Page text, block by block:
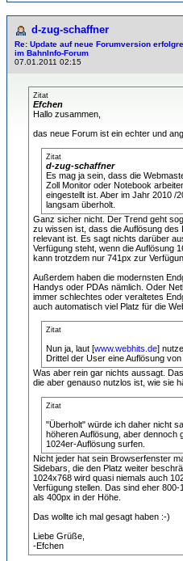
d-zug-schaffner
Re: Update auf neue Forumversion
im BahnInfo-Forum
07.01.2011 02:15
Zitat
Efchen
Hallo zusammen,
das neue Forum ist ein echter und
Zitat
d-zug-schaffner
Es mag ja sein, dass die
Zoll Monitor oder Notebook
eingestellt ist. Aber im Jahr 2010 /
langsam überholt.
Ganz sicher nicht. Der Trend geht
zu wissen ist, dass die Auflösung
relevant ist. Es sagt nichts darüber
Verfügung steht, wenn die Auflösung
kann trotzdem nur 741px zur
Außerdem haben die modernsten
Handys oder PDAs nämlich. Oder
immer schlechtes oder veraltetes
auch automatisch viel Platz für die
Zitat
Nun ja, laut [www.webhits.de]
Drittel der User eine Auflösung von
Was aber rein gar nichts aussagt.
die aber genauso nutzlos ist, wie sie
Zitat
"Überholt" würde ich daher nicht
höheren Auflösung, aber dennoch
1024er-Auflösung surfen.
Nicht jeder hat sein Browserfenster
Sidebars, die den Platz weiter
1024x768 wird quasi niemals auch
Verfügung stellen. Das sind eher
als 400px in der Höhe.
Das wollte ich mal gesagt haben :-)
Liebe Grüße,
-Efchen